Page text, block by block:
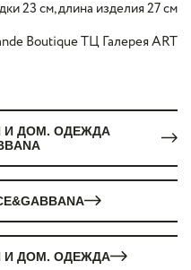
23 см, длина изделия 27 см
Boutique ТЦ Галерея ART
И ДОМ. ОДЕЖДА
И ДОМ. ОДЕЖДА